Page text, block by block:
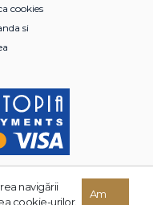
cookies
si
drepturile rezervate.
navigării
cookie-urilor.
Am